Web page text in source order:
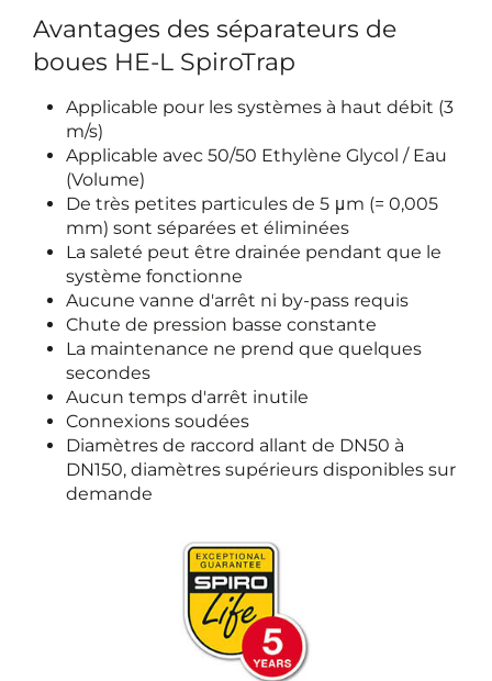
Avantages des séparateurs de
boues HE-L SpiroTrap
Applicable pour les systèmes à haut débit (3
m/s)
Applicable avec 50/50 Ethylène Glycol / Eau
(Volume)
De très petites particules de 5 μm (= 0,005
mm) sont séparées et éliminées
La saleté peut être drainée pendant que le
système fonctionne
Aucune vanne d'arrêt ni by-pass requis
Chute de pression basse constante
La maintenance ne prend que quelques
secondes
Aucun temps d'arrêt inutile
Connexions soudées
Diamètres de raccord allant de DN50 à
DN150, diamètres supérieurs disponibles sur
demande